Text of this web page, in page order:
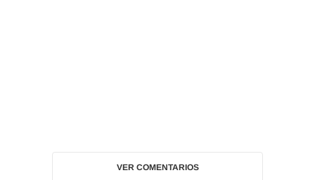
VER COMENTARIOS